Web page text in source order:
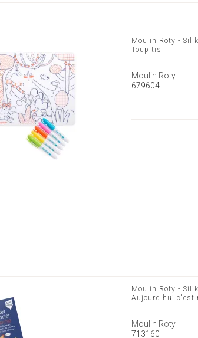
Moulin Roty -
Toupitis
Moulin Roty
679604
Moulin Roty -
Aujourd'hui c'est
Moulin Roty
713160